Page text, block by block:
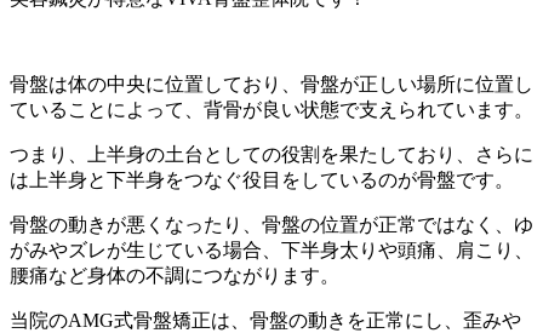
骨盤は体の中央に位置しており、骨盤が正しい場所に位置し
ていることによって、背骨が良い状態で支えられています。
つまり、上半身の土台としての役割を果たしており、さらに
は上半身と下半身をつなぐ役目をしているのが骨盤です。
骨盤の動きが悪くなったり、骨盤の位置が正常ではなく、ゆ
がみやズレが生じている場合、下半身太りや頭痛、肩こり、
腰痛など身体の不調につながります。
当院のAMG式骨盤矯正は、骨盤の動きを正常にし、歪みや